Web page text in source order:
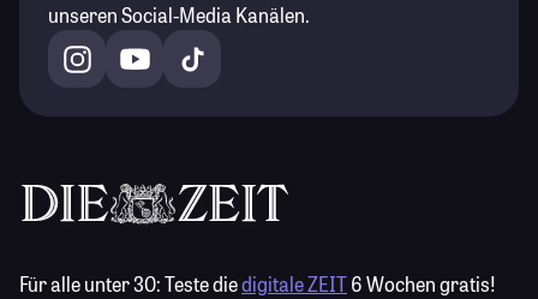
unseren Social-Media Kanälen.
Für alle unter 30:Teste diedigitale ZEIT6 Wochen gratis!